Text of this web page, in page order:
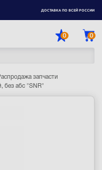
ДОСТАВКА ПО ВСЕЙ РОССИИ
0 0
запчасти
без абс "SNR"